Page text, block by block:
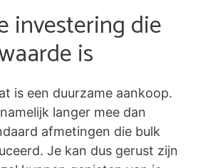
investering die
is
is een duurzame aankoop.
langer mee dan
afmetingen die bulk
Je kan dus gerust zijn